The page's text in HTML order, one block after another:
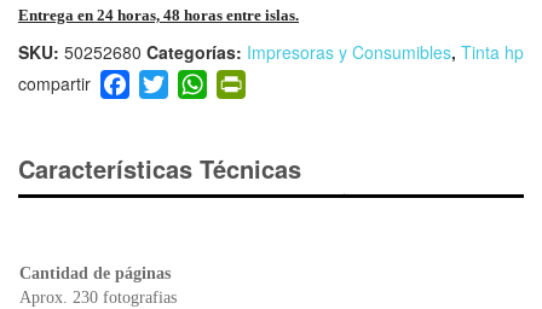
Entrega en 24 horas, 48 horas entre islas.
SKU: 50252680 Categorías: Impresoras y Consumibles, Tinta hp
F
a
e
b
k
T
wi
er
W
h
s
A
ri
e
Características Técnicas
Cantidad de páginas
Aprox. 230 fotografias